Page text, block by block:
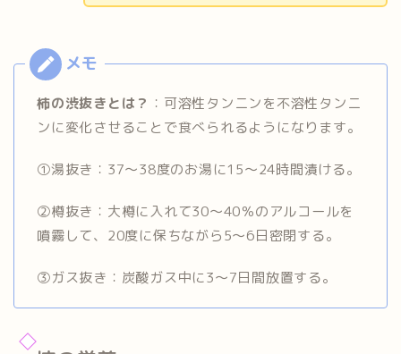
柿の渋抜きとは？ ：可溶性タンニンを不溶性タンニ
ンに変化させることで食べられるようになります。
①湯抜き：37～38度のお湯に15～24時間漬ける。
②樽抜き：大樽に入れて30～40％のアルコールを
噴霧して、20度に保ちながら5～6日密閉する。
③ガス抜き：炭酸ガス中に3～7日間放置する。